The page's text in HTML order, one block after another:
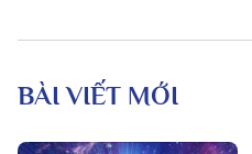
BÀI VIẾT MỚI